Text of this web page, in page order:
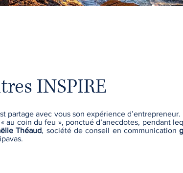
LES REGARDS
INSPIRE
partage avec vous son expérience d’entrepreneur.
au coin du feu », ponctué d’anecdotes, pendant
Théaud, société de conseil en communication